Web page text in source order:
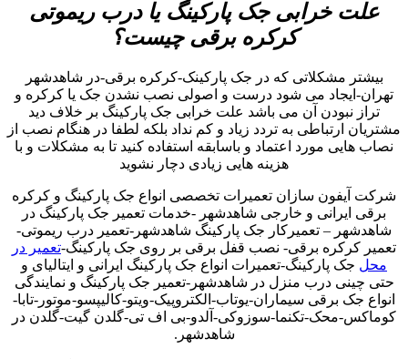
علت خرابی جک پارکینگ یا درب ریموتی
کرکره برقی چیست؟
بیشتر مشکلاتی که در جک پارکینک-کرکره برقی-در شاهدشهر
تهران-ایجاد می شود درست و اصولی نصب نشدن جک یا کرکره و
تراز نبودن آن می باشد علت خرابی جک پارکینگ بر خلاف دید
مشتریان ارتباطی به تردد زیاد و کم نداد بلکه لطفا در هنگام نصب از
نصاب هایی مورد اعتماد و باسابقه استفاده کنید تا به مشکلات و با
هزینه هایی زیادی دچار نشوید
شرکت آیفون سازان تعمیرات تخصصی انواع جک پارکینگ و کرکره
برقی ایرانی و خارجی شاهدشهر -خدمات تعمیر جک پارکینگ در
شاهدشهر – تعمیرکار جک پارکینگ شاهدشهر-تعمیر درب ریموتی-
تعمیر کرکره برقی- نصب قفل برقی بر روی جک پارکینگ-تعمیر در
محل جک پارکینگ-تعمیرات انواع جک پارکینگ ایرانی و ایتالیای و
حتی چینی درب منزل در شاهدشهر-تعمیر جک پارکینگ و نمایندگی
انواع جک برقی سیماران-یوتاب-الکتروپیک-ویتو-کالیپسو-موتور-تابا-
کوماکس-محک-تکنما-سوزوکی-آلدو-بی اف تی-گلدن گیت-گلدن در
شاهدشهر.